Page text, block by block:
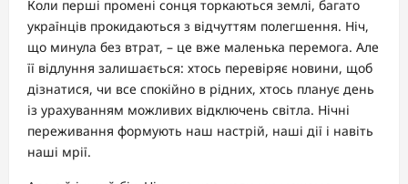
Коли перші промені сонця торкаються землі, багато
українців прокидаються з відчуттям полегшення. Ніч,
що минула без втрат, – це вже маленька перемога. Але
її відлуння залишається: хтось перевіряє новини, щоб
дізнатися, чи все спокійно в рідних, хтось планує день
із урахуванням можливих відключень світла. Нічні
переживання формують наш настрій, наші дії і навіть
наші мрії.